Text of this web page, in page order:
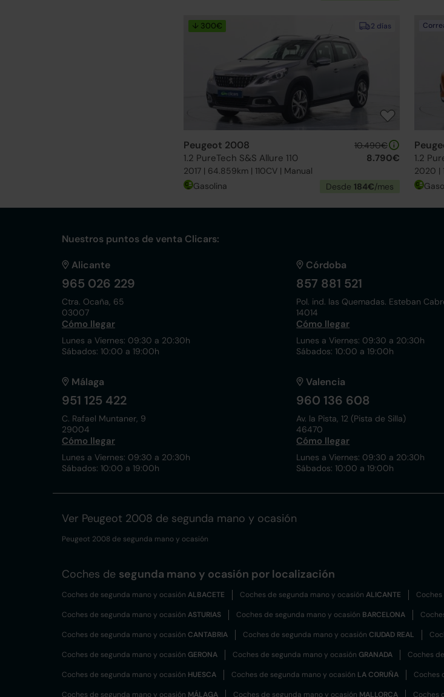
2 días
↓ 300€
Peugeot 2008
1.2 PureTech S&S Allure 110
2017 | 64.859km | 110CV | Manual
10.490€
8.790€
Gasolina Desde 184€/mes
1.2
2020 |
Nuestros puntos de venta Clicars:
Alicante
965 026 229
Ctra. Ocaña, 65
03007
Cómo llegar
Lunes a Viernes: 09:30 a 20:30h
Sábados: 10:00 a 19:00h
Córdoba
857 881 521
Pol. ind. las Quemadas. Esteban
14014
Cómo llegar
Lunes a Viernes: 09:30 a 20:30h
Sábados: 10:00 a 19:00h
Málaga
951 125 422
C. Rafael Muntaner, 9
29004
Cómo llegar
Lunes a Viernes: 09:30 a 20:30h
Sábados: 10:00 a 19:00h
Valencia
960 136 608
Av. la Pista, 12 (Pista de Silla)
46470
Cómo llegar
Lunes a Viernes: 09:30 a 20:30h
Sábados: 10:00 a 19:00h
Ver Peugeot 2008 de segunda mano y ocasión
Peugeot 2008 de segunda mano y ocasión
Coches de segunda mano y ocasión por localización
Coches de segunda mano y ocasión ALBACETE Coches de segunda mano y ocasión ALICANTE
Coches de segunda mano y ocasión ASTURIAS Coches de segunda mano y ocasión BARCELONA
Coches de segunda mano y ocasión CANTABRIA Coches de segunda mano y ocasión CIUDAD REAL
Coches de segunda mano y ocasión GERONA Coches de segunda mano y ocasión GRANADA Coches
Coches de segunda mano y ocasión HUESCA Coches de segunda mano y ocasión LA CORUÑA Coches
Coches de segunda mano y ocasión MÁLAGA Coches de segunda mano y ocasión MALLORCA Coches